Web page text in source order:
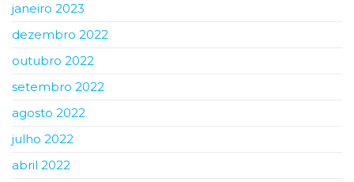
janeiro 2023
dezembro 2022
outubro 2022
setembro 2022
agosto 2022
julho 2022
abril 2022